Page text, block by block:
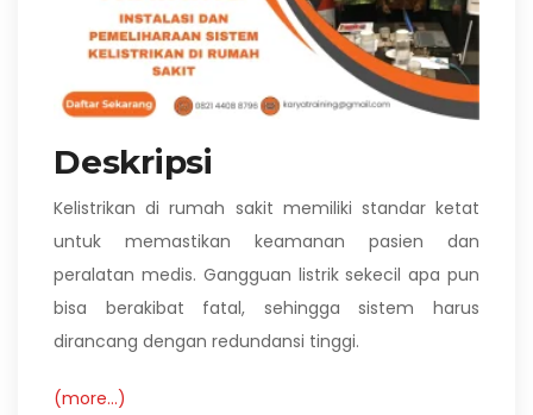
Deskripsi
Kelistrikan di rumah sakit memiliki standar ketat
untuk memastikan keamanan pasien dan
peralatan medis. Gangguan listrik sekecil apa pun
bisa berakibat fatal, sehingga sistem harus
dirancang dengan redundansi tinggi.
(more…)